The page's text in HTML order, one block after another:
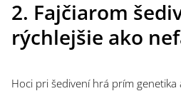
2. Fajčiarom
rýchlejšie ako
Hoci pri šedivení hrá prím genetika